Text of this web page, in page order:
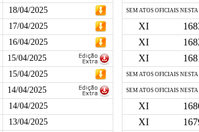
18/04/2025
17/04/2025
16/04/2025
15/04/2025
15/04/2025
14/04/2025
14/04/2025
13/04/2025
SEM ATOS OFICIAIS
XI
XI
XI
SEM ATOS OFICIAIS
SEM ATOS OFICIAIS
XI
XI